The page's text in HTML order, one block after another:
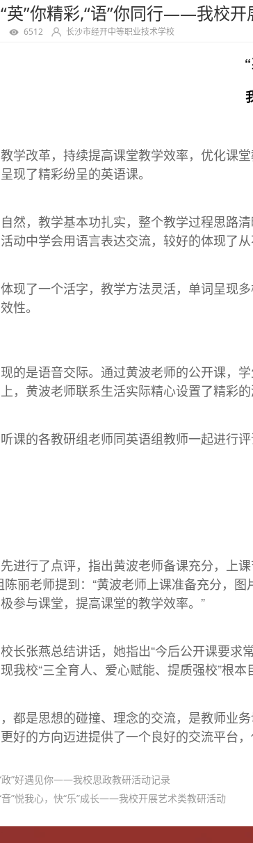
“英”你精彩,“语”你同行——我校
6512 长沙市经开中等职业技术学校
学改革，持续提高课堂教学效率，优化课
现了精彩纷呈的英语课。
然，教学基本功扎实，整个教学过程思路
动中学会用语言表达交流，较好的体现了从
现了一个活字，教学方法灵活，单词呈现
性。
的是语音交际。通过黄波老师的公开课，
，黄波老师联系生活实际精心设置了精彩
课的各教研组老师同英语组教师一起进行
进行了点评，指出黄波老师备课充分，上
陈丽老师提到：“黄波老师上课准备充分，
参与课堂，提高课堂的教学效率。”
长张燕总结讲话，她指出“今后公开课要
我校“三全育人、爱心赋能、提质强校”根本
都是思想的碰撞、理念的交流，是教师业
好的方向迈进提供了一个良好的交流平台
“政”好遇见你——我校思政教研活动记录
音”悦我心，快“乐”成长——我校开展艺术类教研活动